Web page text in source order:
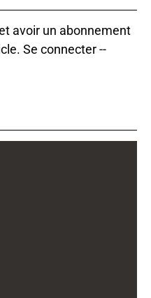
avoir un abonnement
Se connecter--